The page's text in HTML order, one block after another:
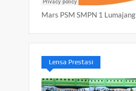
Mars PSM SMPN 1 Lumajang
Lensa Prestasi